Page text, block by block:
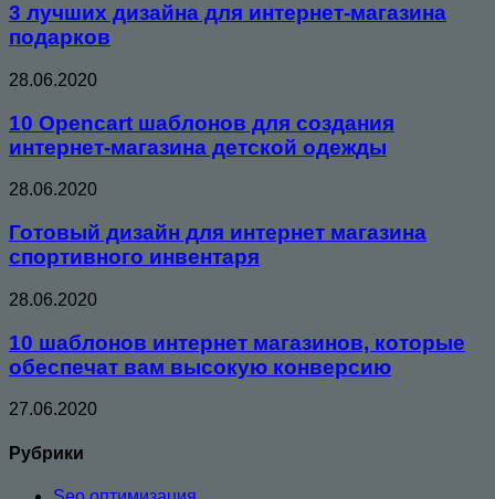
3 лучших дизайна для интернет-магазина
подарков
28.06.2020
10 Opencart шаблонов для создания
интернет-магазина детской одежды
28.06.2020
Готовый дизайн для интернет магазина
спортивного инвентаря
28.06.2020
10 шаблонов интернет магазинов, которые
обеспечат вам высокую конверсию
27.06.2020
Рубрики